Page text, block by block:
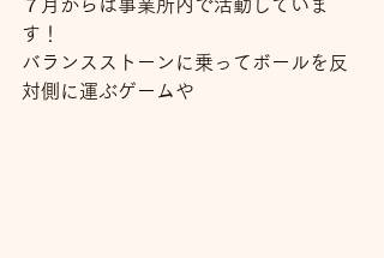
７月からは事業所内で活動していま
す！
バランスストーンに乗ってボールを反
対側に運ぶゲームや